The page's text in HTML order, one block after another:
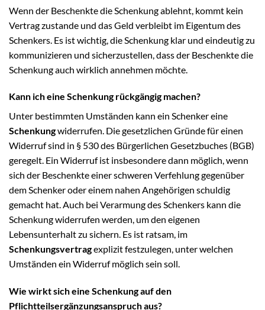
Wenn der Beschenkte die Schenkung ablehnt, kommt kein
Vertrag zustande und das Geld verbleibt im Eigentum des
Schenkers. Es ist wichtig, die Schenkung klar und eindeutig zu
kommunizieren und sicherzustellen, dass der Beschenkte die
Schenkung auch wirklich annehmen möchte.
Kann ich eine Schenkung rückgängig machen?
Unter bestimmten Umständen kann ein Schenker eine
Schenkungwiderrufen. Die gesetzlichen Gründe für einen
Widerruf sind in § 530 des Bürgerlichen Gesetzbuches (BGB)
geregelt. Ein Widerruf ist insbesondere dann möglich, wenn
sich der Beschenkte einer schweren Verfehlung gegenüber
dem Schenker oder einem nahen Angehörigen schuldig
gemacht hat. Auch bei Verarmung des Schenkers kann die
Schenkung widerrufen werden, um den eigenen
Lebensunterhalt zu sichern. Es ist ratsam, im
Schenkungsvertragexplizit festzulegen, unter welchen
Umständen ein Widerruf möglich sein soll.
Wie wirkt sich eine Schenkung auf den
Pflichtteilsergänzungsanspruch aus?